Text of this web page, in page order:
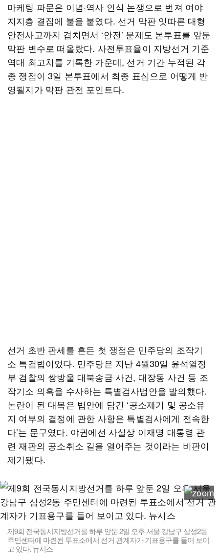
마케팅 파문은 이념·역사 인식 논쟁으로 번져 여야
지지층 결집에 불을 붙였다. 선거 막판 잇따른 대형
안전사고까지 겹치면서 ‘안전’ 문제도 본투표를 앞둔
막판 변수로 떠올랐다. 사전투표율이 지방선거 기준
역대 최고치를 기록한 가운데, 선거 기간 누적된 각
종 쟁점이 3일 본투표에서 최종 표심으로 어떻게 반
영될지가 막판 관전 포인트다.
선거 초반 판세를 흔든 첫 쟁점은 민주당의 조작기
소 특검법이었다. 민주당은 지난 4월30일 윤석열정
부 검찰의 쌍방울 대북송금 사건, 대장동 사건 등 조
작기소 의혹을 수사하는 특별검사법안을 발의했다.
논란이 된 대목은 법안에 담긴 ‘공소제기 및 공소유
지 여부의 결정에 관한 사항은 특별검사에게 전속한
다’는 문구였다. 야권에선 사실상 이재명 대통령 관
련 재판의 공소취소 길을 열어주는 것이라는 비판이
제기됐다.
제9회 전국동시지방선거를 하루 앞둔 2일 오후 서울 강남구 삼성2동
주민센터에 마련된 투표소에서 선거 관계자가 기표용구를 들어 보이
고 있다. 뉴시스